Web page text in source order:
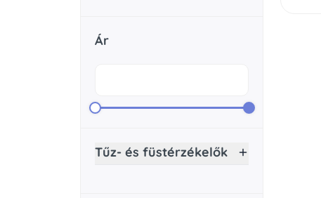
Ár
Tűz- és füstérzékelők